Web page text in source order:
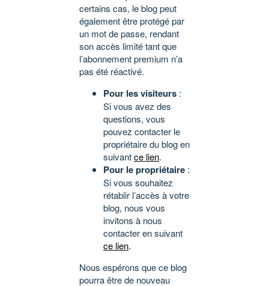
certains cas, le blog peut
également être protégé par
un mot de passe, rendant
son accès limité tant que
l’abonnement premium n’a
pas été réactivé.
Pour les visiteurs :
Si vous avez des
questions, vous
pouvez contacter le
propriétaire du blog en
suivantce lien.
Pour le propriétaire :
Si vous souhaitez
rétablir l’accès à votre
blog, nous vous
invitons à nous
contacter en suivant
ce lien.
Nous espérons que ce blog
pourra être de nouveau